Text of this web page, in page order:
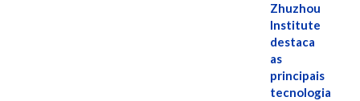
Zhuzhou
Institute
destaca
as
principais
tecnologias